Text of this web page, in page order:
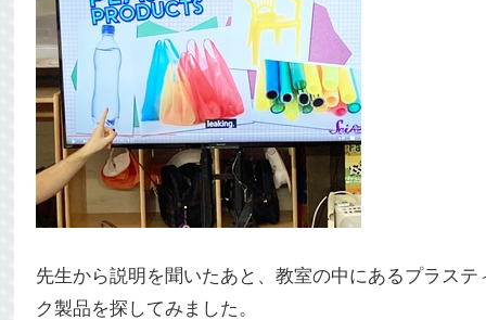
先生から説明を聞いたあと、教室の中にあるプラステ
ク製品を探してみました。